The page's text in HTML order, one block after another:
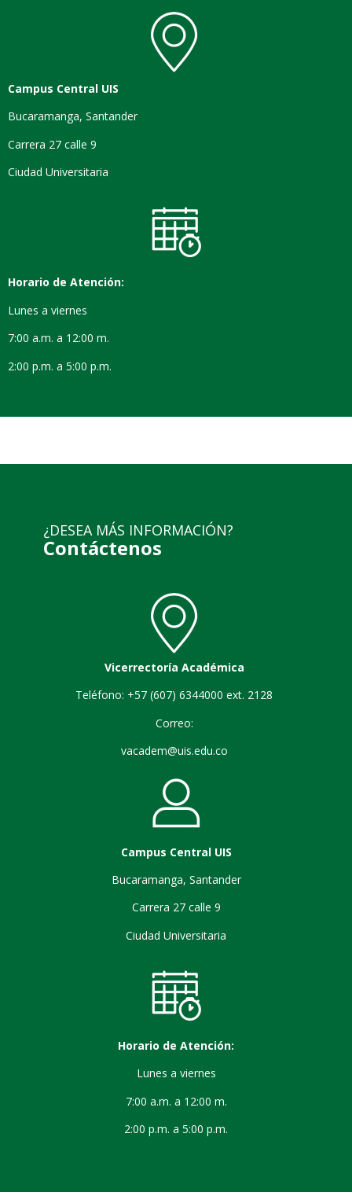
Campus Central UIS
Bucaramanga, Santander
Carrera 27 calle 9
Ciudad Universitaria
Horario de Atención:
Lunes a viernes
7:00 a.m. a 12:00 m.
2:00 p.m. a 5:00 p.m.
¿DESEA MÁS INFORMACIÓN?
Contáctenos
Vicerrectoría Académica
Teléfono: +57 (607) 6344000 ext. 2128
Correo:
vacadem@uis.edu.co
Campus Central UIS
Bucaramanga, Santander
Carrera 27 calle 9
Ciudad Universitaria
Horario de Atención:
Lunes a viernes
7:00 a.m. a 12:00 m.
2:00 p.m. a 5:00 p.m.